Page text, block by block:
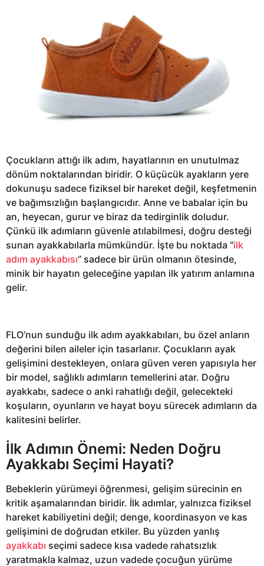
Çocukların attığı ilk adım, hayatlarının en unutulmaz
dönüm noktalarından biridir. O küçücük ayakların yere
dokunuşu sadece fiziksel bir hareket değil, keşfetmenin
ve bağımsızlığın başlangıcıdır. Anne ve babalar için bu
an, heyecan, gurur ve biraz da tedirginlik doludur.
Çünkü ilk adımların güvenle atılabilmesi, doğru desteği
sunan ayakkabılarla mümkündür. İşte bu noktada “ilk
adım ayakkabısı” sadece bir ürün olmanın ötesinde,
minik bir hayatın geleceğine yapılan ilk yatırım anlamına
gelir.
FLO’nun sunduğu ilk adım ayakkabıları, bu özel anların
değerini bilen aileler için tasarlanır. Çocukların ayak
gelişimini destekleyen, onlara güven veren yapısıyla her
bir model, sağlıklı adımların temellerini atar. Doğru
ayakkabı, sadece o anki rahatlığı değil, gelecekteki
koşuların, oyunların ve hayat boyu sürecek adımların da
kalitesini belirler.
İlk Adımın Önemi: Neden Doğru
Ayakkabı Seçimi Hayati?
Bebeklerin yürümeyi öğrenmesi, gelişim sürecinin en
kritik aşamalarından biridir. İlk adımlar, yalnızca fiziksel
hareket kabiliyetini değil; denge, koordinasyon ve kas
gelişimini de doğrudan etkiler. Bu yüzden yanlış
ayakkabı seçimi sadece kısa vadede rahatsızlık
yaratmakla kalmaz, uzun vadede çocuğun yürüme